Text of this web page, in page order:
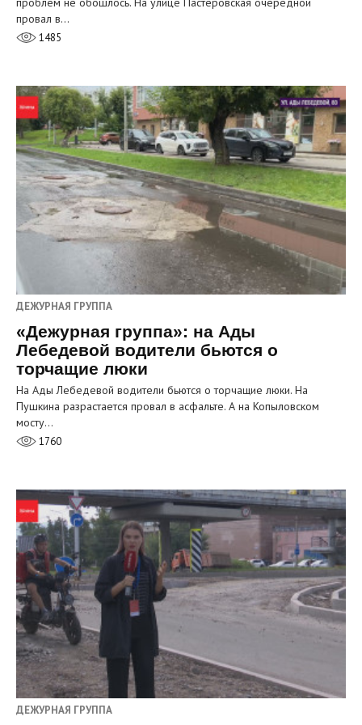
провал в…
1485
ДЕЖУРНАЯ ГРУППА
«Дежурная группа»: на Ады
Лебедевой водители бьются о
торчащие люки
На Ады Лебедевой водители бьются о торчащие люки. На
Пушкина разрастается провал в асфальте. А на Копыловском
мосту…
1760
ДЕЖУРНАЯ ГРУППА